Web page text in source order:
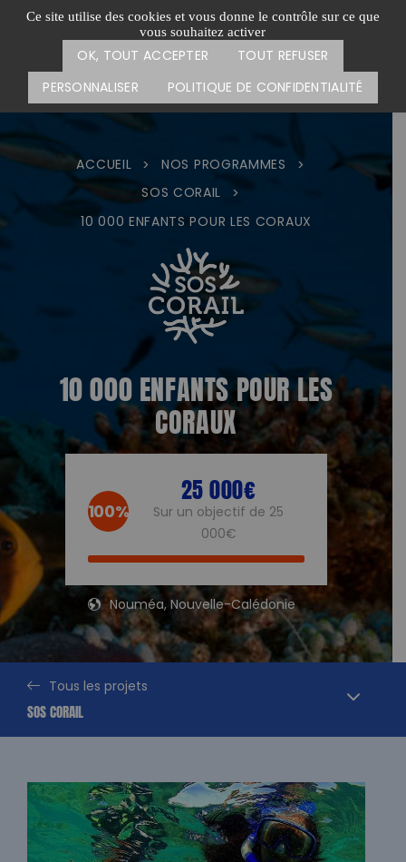
Ce site utilise des cookies et vous donne le contrôle sur ce que
vous souhaitez activer
OK, TOUT ACCEPTER
TOUT REFUSER
PERSONNALISER
POLITIQUE DE CONFIDENTIALITÉ
Passer
Menu
CARTE DES ACTIONS FAIRE UN DON
ACCUEIL > NOS PROGRAMMES
>
SOS CORAIL
>
10 000 ENFANTS POUR LES CORAUX
10 000 ENFANTS POUR LES
CORAUX
100%
25 000€
Sur un objectif de 25
000€
Nouméa, Nouvelle-Calédonie
Tous les projets
SOS CORAIL